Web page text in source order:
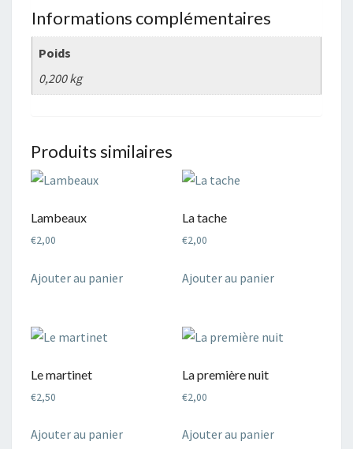
Informations complémentaires
Poids
0,200 kg
Produits similaires
Lambeaux
€2,00
Ajouter au panier
La tache
€2,00
Ajouter au panier
Le martinet
€2,50
Ajouter au panier
La première nuit
€2,00
Ajouter au panier